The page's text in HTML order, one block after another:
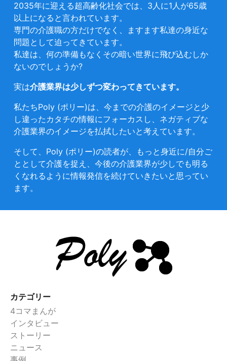
2035年に迎える超高齢化社会では、3人に1人が65歳
以上になると言われています。
専門の介護職の方だけでなく、ますます私達の身近な
問題として迫ってきています。
私達は、何の準備もなくその暗い世界に飛び込むしか
ないのでしょうか?
実は介護業界は少しずつ変わってきています。
私たちPoly (ポリー)は、今までの介護のイメージと少
し違ったカタチの情報にフォーカスし、ネガティブな
介護業界のイメージを払拭したいと考えています。
そして、Poly (ポリー)の読者が、もっと身近に/自分ご
ととして介護を捉え、今後の介護業界が少しでも明る
くなれるように情報発信を続けていきたいと思ってい
ます。
カテゴリー
4コマまんが
インタビュー
ストーリー
ニュース